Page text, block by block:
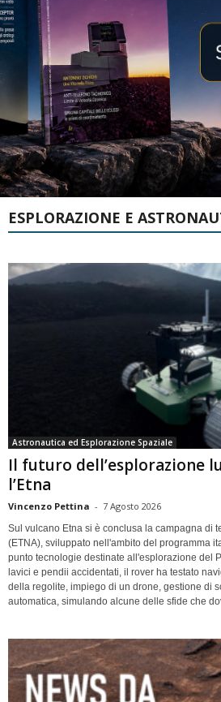
ESPLORAZIONE E
Astronautica ed Esplorazione Spaziale
Il futuro dell’esplorazione
l’Etna
Vincenzo Pettina - 7 Agosto 2026
Sul vulcano Etna si è conclusa la campagna di
(ETNA), sviluppato nell'ambito del programma
punto tecnologie destinate all'esplorazione del
lavici e pendii accidentati, il rover ha testato
della regolite, impiego di un drone, gestione di
automatica, simulando alcune delle sfide che